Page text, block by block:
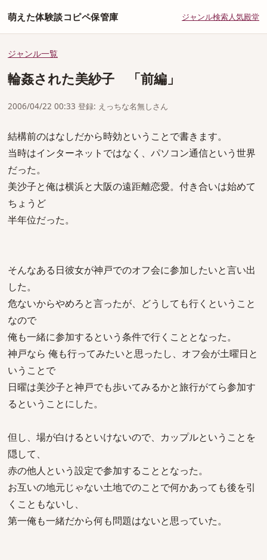
萌えた体験談コピペ保管庫 ジャンル検索人気殿堂
ジャンル一覧
輪姦された美紗子 「前編」
2006/04/22 00:33 登録: えっちな名無しさん
結構前のはなしだから時効ということで書きます。
当時はインターネットではなく、パソコン通信という世界
だった。
美沙子と俺は横浜と大阪の遠距離恋愛。付き合いは始めて
ちょうど
半年位だった。
そんなある日彼女が神戸でのオフ会に参加したいと言い出
した。
危ないからやめろと言ったが、どうしても行くということ
なので
俺も一緒に参加するという条件で行くこととなった。
神戸なら 俺も行ってみたいと思ったし、オフ会が土曜日と
いうことで
日曜は美沙子と神戸でも歩いてみるかと旅行がてら参加す
るということにした。
但し、場が白けるといけないので、カップルということを
隠して、
赤の他人という設定で参加することとなった。
お互いの地元じゃない土地でのことで何かあっても後を引
くこともないし、
第一俺も一緒だから何も問題はないと思っていた。